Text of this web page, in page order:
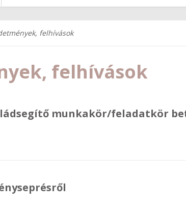
felhívások
felhívások
munkakör/feladatkör